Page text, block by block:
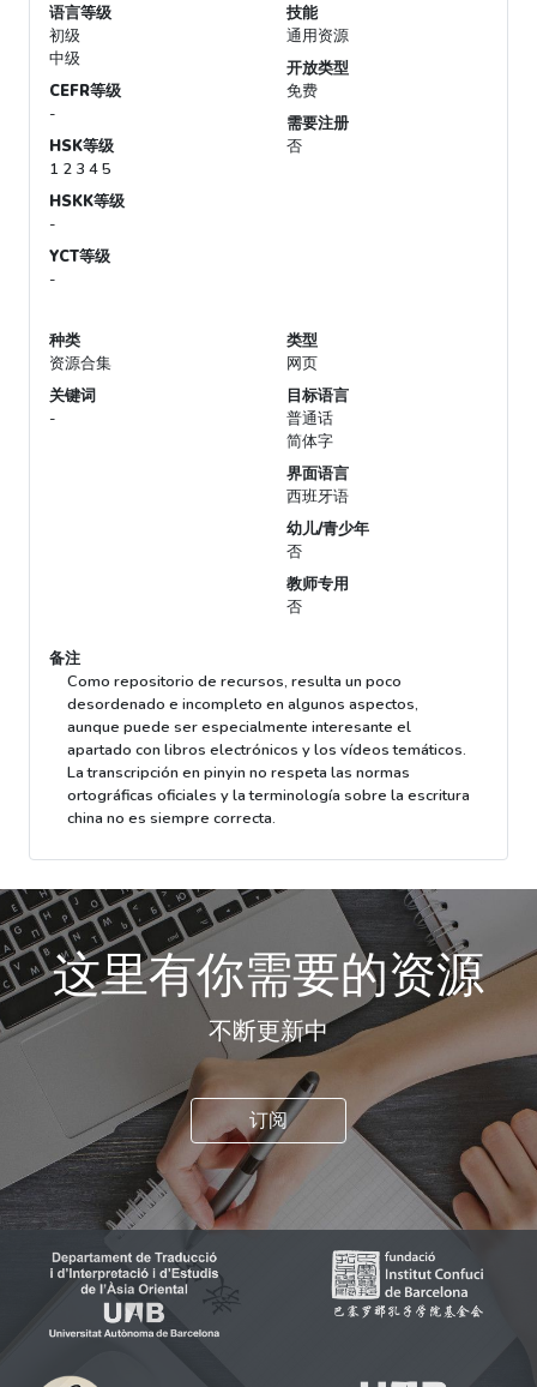
语言等级
初级
中级
CEFR等级
-
HSK等级
1 2 3 4 5
HSKK等级
-
YCT等级
-
技能
通用资源
开放类型
免费
需要注册
否
种类
资源合集
关键词
-
类型
网页
目标语言
普通话
简体字
界面语言
西班牙语
幼儿/青少年
否
教师专用
否
备注
Como repositorio de recursos, resulta un poco
desordenado e incompleto en algunos aspectos,
aunque puede ser especialmente interesante el
apartado con libros electrónicos y los vídeos temáticos.
La transcripción en pinyin no respeta las normas
ortográficas oficiales y la terminología sobre la escritura
china no es siempre correcta.
这里有你需要的资源
不断更新中
订阅